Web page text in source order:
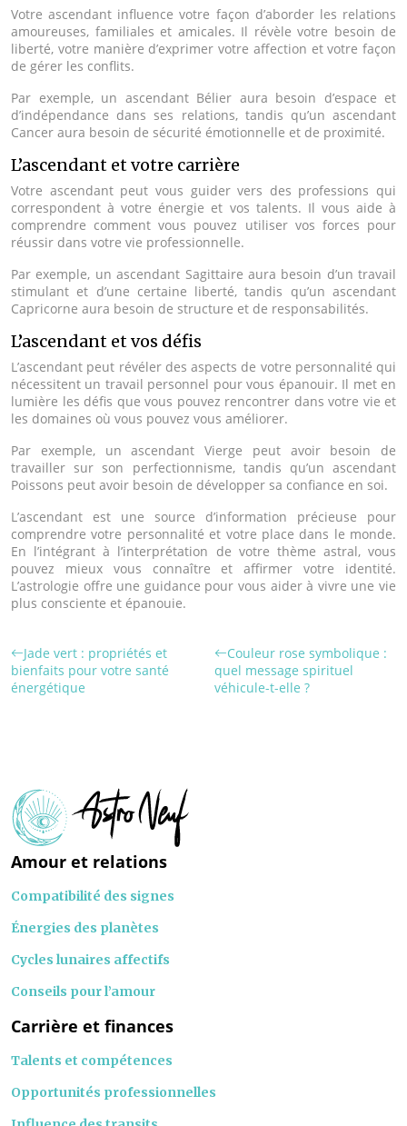
Votre ascendant influence votre façon d’aborder les relations
amoureuses, familiales et amicales. Il révèle votre besoin de
liberté, votre manière d’exprimer votre affection et votre façon
de gérer les conflits.
Par exemple, un ascendant Bélier aura besoin d’espace et
d’indépendance dans ses relations, tandis qu’un ascendant
Cancer aura besoin de sécurité émotionnelle et de proximité.
L’ascendant et votre carrière
Votre ascendant peut vous guider vers des professions qui
correspondent à votre énergie et vos talents. Il vous aide à
comprendre comment vous pouvez utiliser vos forces pour
réussir dans votre vie professionnelle.
Par exemple, un ascendant Sagittaire aura besoin d’un travail
stimulant et d’une certaine liberté, tandis qu’un ascendant
Capricorne aura besoin de structure et de responsabilités.
L’ascendant et vos défis
L’ascendant peut révéler des aspects de votre personnalité qui
nécessitent un travail personnel pour vous épanouir. Il met en
lumière les défis que vous pouvez rencontrer dans votre vie et
les domaines où vous pouvez vous améliorer.
Par exemple, un ascendant Vierge peut avoir besoin de
travailler sur son perfectionnisme, tandis qu’un ascendant
Poissons peut avoir besoin de développer sa confiance en soi.
L’ascendant est une source d’information précieuse pour
comprendre votre personnalité et votre place dans le monde.
En l’intégrant à l’interprétation de votre thème astral, vous
pouvez mieux vous connaître et affirmer votre identité.
L’astrologie offre une guidance pour vous aider à vivre une vie
plus consciente et épanouie.
Jade vert : propriétés et
bienfaits pour votre santé
énergétique
Couleur rose symbolique :
quel message spirituel
véhicule-t-elle ?
Amour et relations
Compatibilité des signes
Énergies des planètes
Cycles lunaires affectifs
Conseils pour l’amour
Carrière et finances
Talents et compétences
Opportunités professionnelles